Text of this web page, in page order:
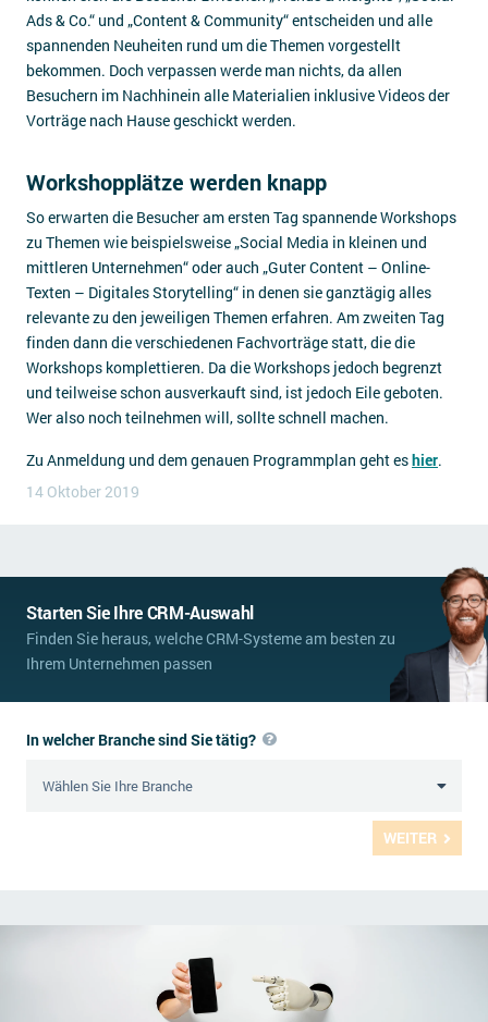
Ads & Co.“ und „Content & Community“ entscheiden und alle
spannenden Neuheiten rund um die Themen vorgestellt
bekommen. Doch verpassen werde man nichts, da allen
Besuchern im Nachhinein alle Materialien inklusive Videos der
Vorträge nach Hause geschickt werden.
Workshopplätze werden knapp
So erwarten die Besucher am ersten Tag spannende Workshops
zu Themen wie beispielsweise „Social Media in kleinen und
mittleren Unternehmen“ oder auch „Guter Content – Online-
Texten – Digitales Storytelling“ in denen sie ganztägig alles
relevante zu den jeweiligen Themen erfahren. Am zweiten Tag
finden dann die verschiedenen Fachvorträge statt, die die
Workshops komplettieren. Da die Workshops jedoch begrenzt
und teilweise schon ausverkauft sind, ist jedoch Eile geboten.
Wer also noch teilnehmen will, sollte schnell machen.
Zu Anmeldung und dem genauen Programmplan geht eshier.
14 Oktober 2019
Starten Sie Ihre CRM-Auswahl
Finden Sie heraus, welche CRM-Systeme am besten zu
Ihrem Unternehmen passen
WEITER
In welcher Branche sind Sie tätig?